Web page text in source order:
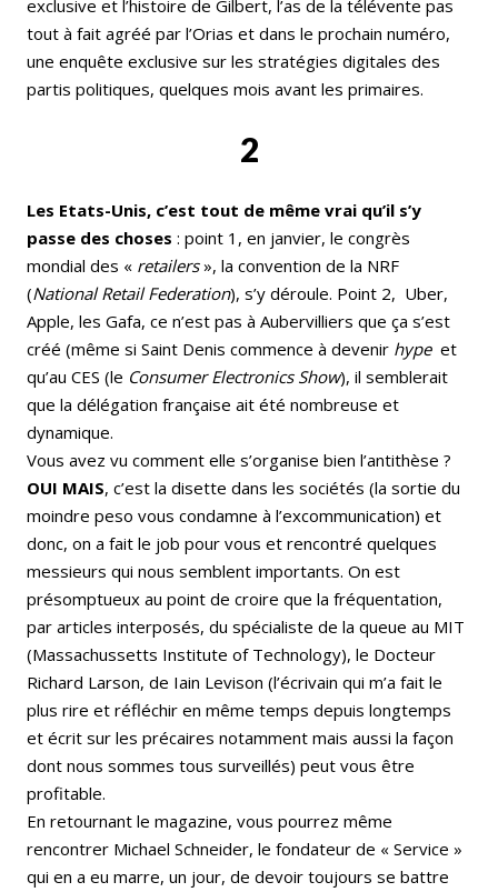
exclusive et l’histoire de Gilbert, l’as de la télévente pas
tout à fait agréé par l’Orias et dans le prochain numéro,
une enquête exclusive sur les stratégies digitales des
partis politiques, quelques mois avant les primaires.
2
Les Etats-Unis, c’est tout de même vrai qu’il s’y
passe des choses : point 1, en janvier, le congrès
mondial des « retailers», la convention de la NRF
(National Retail Federation), s’y déroule. Point 2, Uber,
Apple, les Gafa, ce n’est pas à Aubervilliers que ça s’est
créé (même si Saint Denis commence à devenir hype et
qu’au CES (le Consumer Electronics Show), il semblerait
que la délégation française ait été nombreuse et
dynamique.
Vous avez vu comment elle s’organise bien l’antithèse ?
OUI MAIS, c’est la disette dans les sociétés (la sortie du
moindre peso vous condamne à l’excommunication) et
donc, on a fait le job pour vous et rencontré quelques
messieurs qui nous semblent importants. On est
présomptueux au point de croire que la fréquentation,
par articles interposés, du spécialiste de la queue au MIT
(Massachussetts Institute of Technology), le Docteur
Richard Larson, de Iain Levison (l’écrivain qui m’a fait le
plus rire et réfléchir en même temps depuis longtemps
et écrit sur les précaires notamment mais aussi la façon
dont nous sommes tous surveillés) peut vous être
profitable.
En retournant le magazine, vous pourrez même
rencontrer Michael Schneider, le fondateur de « Service »
qui en a eu marre, un jour, de devoir toujours se battre